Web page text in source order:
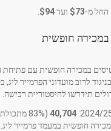
$73 ועד$94
במכירה חופשית
במכירה חופשית עם פתיחת
לרוב מועדוני הפרמייר ליג,
תידרשו להיסטוריית רכישה.
40,704
(83%
חופשית במעמד פרמייר ליג.